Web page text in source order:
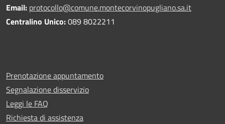
Email: protocollo@comune.montecorvinopugliano.sa.it
Centralino Unico:089 8022211
Prenotazione appuntamento
Segnalazione disservizio
Leggi le FAQ
Richiesta di assistenza